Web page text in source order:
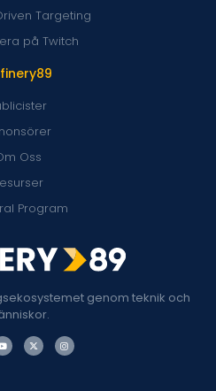
genom teknik och
Oss
Program
Targeting
på Twitch